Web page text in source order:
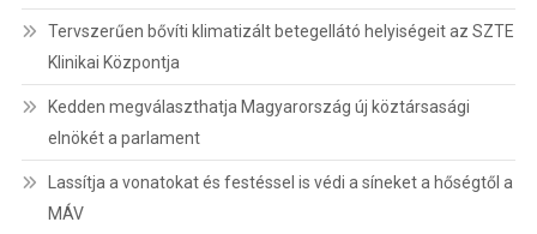
Tervszerűen bővíti klimatizált betegellátó helyiségeit az SZTE
Klinikai Központja
Kedden megválaszthatja Magyarország új köztársasági
elnökét a parlament
Lassítja a vonatokat és festéssel is védi a síneket a hőségtől a
MÁV